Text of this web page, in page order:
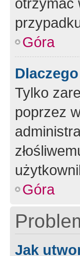
Góra
Tylko
poprzez
Góra
Jak